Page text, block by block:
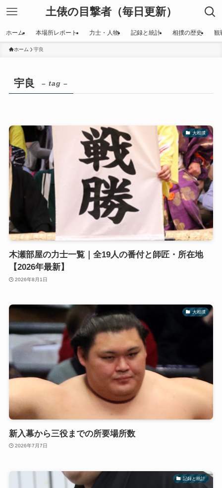
土俵の目撃者（毎日更新）
ホーム 本場所レポート 力士・人物 記録と統計 相撲の歴史 観
ホーム 宇良
宇良 – tag –
大相撲
木瀬部屋の力士一覧｜全19人の番付と師匠・所在地
【2026年最新】
2026年8月1日
大相撲
新入幕から三役までの所要場所数
2026年7月7日
記録と統計